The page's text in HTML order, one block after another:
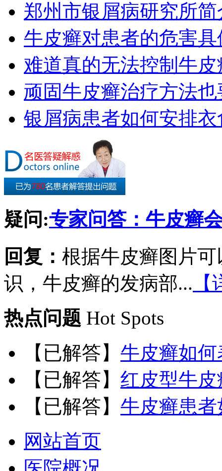
郑州市银屑病研究所简
牛皮癣对患者的危害
难道真的无法控制牛
顽固牛皮癣治疗方法也
银屑病患者如何安排
疑问:专家问答：牛皮癣
回复： 根据牛皮癣图片
识，牛皮癣的发病部...
热点问题 Hot Spots
【已解答】 牛皮癣如
【已解答】 红皮型牛
【已解答】 牛皮癣患
网站首页